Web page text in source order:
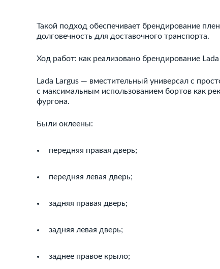
Такой подход обеспечивает брендирование
долговечность для доставочного транспорта.
Ход работ: как реализовано брендирование Lada
Lada Largus — вместительный универсал с
с максимальным использованием бортов как
фургона.
Были оклеены:
передняя правая дверь;
передняя левая дверь;
задняя правая дверь;
задняя левая дверь;
заднее правое крыло;